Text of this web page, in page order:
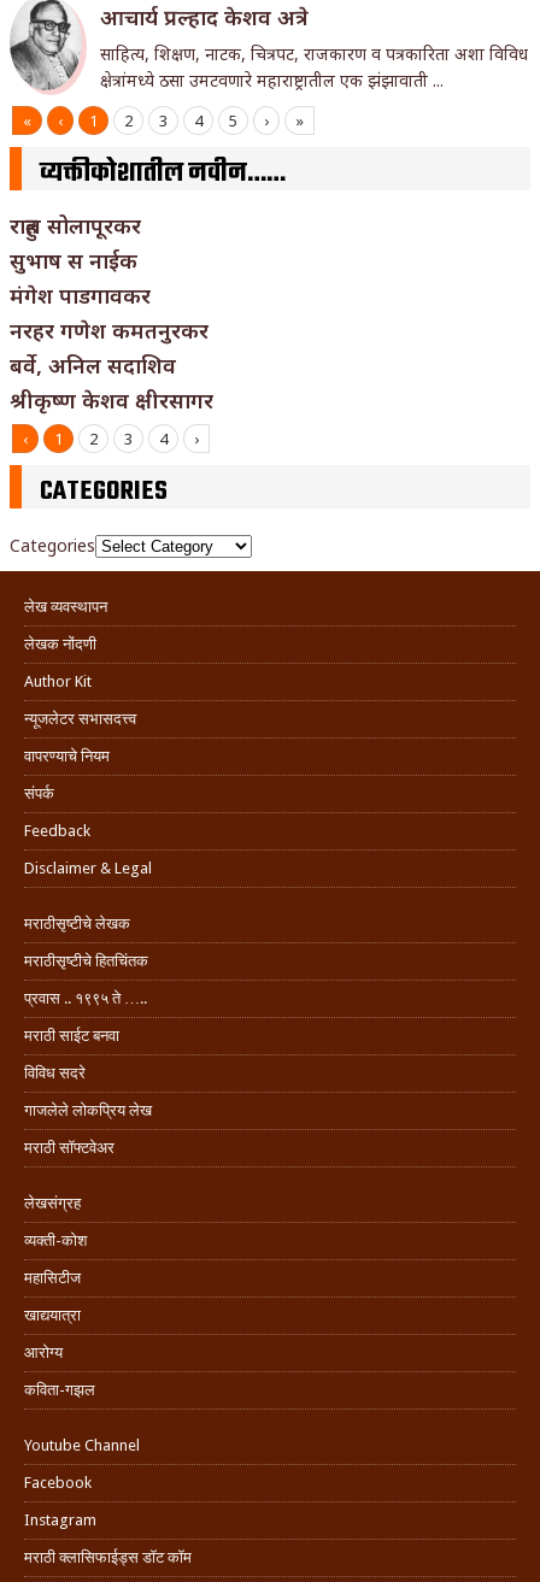
आचार्य प्रल्हाद केशव अत्रे
साहित्य, शिक्षण, नाटक, चित्रपट, राजकारण व पत्रकारिता अशा विविध
क्षेत्रांमध्ये ठसा उमटवणारे महाराष्ट्रातील एक झंझावाती ...
« ‹ 1 2 3 4 5 › »
व्यक्तीकोशातील नवीन……
राहुल सोलापूरकर
सुभाष स नाईक
मंगेश पाडगावकर
नरहर गणेश कमतनुरकर
बर्वे, अनिल सदाशिव
श्रीकृष्ण केशव क्षीरसागर
‹ 1 2 3 4 ›
CATEGORIES
Categories
लेख व्यवस्थापन
लेखक नोंदणी
Author Kit
न्यूजलेटर सभासदत्त्व
वापरण्याचे नियम
संपर्क
Feedback
Disclaimer & Legal
मराठीसृष्टीचे लेखक
मराठीसृष्टीचे हितचिंतक
प्रवास .. १९९५ ते …..
मराठी साईट बनवा
विविध सदरे
गाजलेले लोकप्रिय लेख
मराठी सॉफ्टवेअर
लेखसंग्रह
व्यक्ती-कोश
महासिटीज
खाद्ययात्रा
आरोग्य
कविता-गझल
Youtube Channel
Facebook
Instagram
मराठी क्लासिफाईड्स डॉट कॉम